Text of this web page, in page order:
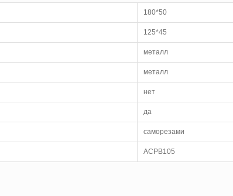
180*50
125*45
металл
металл
нет
да
саморезами
ACPB105